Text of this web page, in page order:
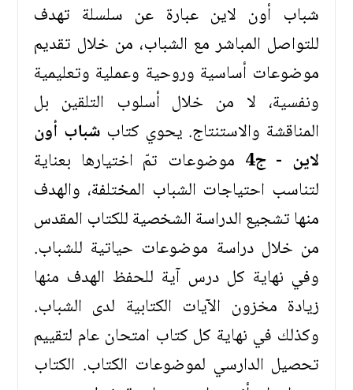
شباب أون لاين عبارة عن سلسلة تهدف
للتواصل المباشر مع الشباب، من خلال تقديم
موضوعات أساسية وروحية وعملية وتعليمية
ونفسية، لا من خلال أسلوب التلقين بل
المناقشة والاستنتاج. يحوي كتاب شباب أون
لاين - ج4
موضوعات تمّ اختيارها بعناية
لتناسب احتياجات الشباب المختلفة، والهدف
منها تشجيع الدراسة الشخصية للكتاب المقدس
من خلال دراسة موضوعات حياتية للشباب.
وفي نهاية كل درس آية للحفظ الهدف منها
زيادة مخزون الآيات الكتابية لدى الشباب.
وكذلك في نهاية كل كتاب امتحان عام لتقييم
تحصيل الدارسي لموضوعات الكتاب. الكتاب